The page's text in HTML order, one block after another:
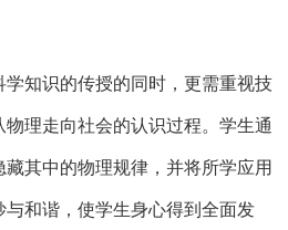
知识的传授的同时，更需重视技
理走向社会的认识过程。学生通
其中的物理规律，并将所学应用
和谐，使学生身心得到全面发